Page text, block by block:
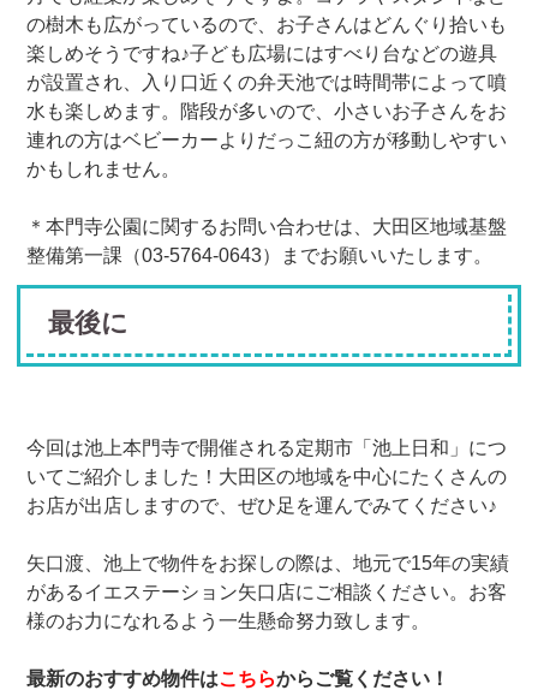
の樹木も広がっているので、お子さんはどんぐり拾いも
楽しめそうですね♪子ども広場にはすべり台などの遊具
が設置され、入り口近くの弁天池では時間帯によって噴
水も楽しめます。階段が多いので、小さいお子さんをお
連れの方はベビーカーよりだっこ紐の方が移動しやすい
かもしれません。
＊本門寺公園に関するお問い合わせは、大田区地域基盤
整備第一課（03-5764-0643）までお願いいたします。
最後に
今回は池上本門寺で開催される定期市「池上日和」につ
いてご紹介しました！大田区の地域を中心にたくさんの
お店が出店しますので、ぜひ足を運んでみてください♪
矢口渡、池上で物件をお探しの際は、地元で15年の実績
があるイエステーション矢口店にご相談ください。お客
様のお力になれるよう一生懸命努力致します。
最新のおすすめ物件はこちらからご覧ください！